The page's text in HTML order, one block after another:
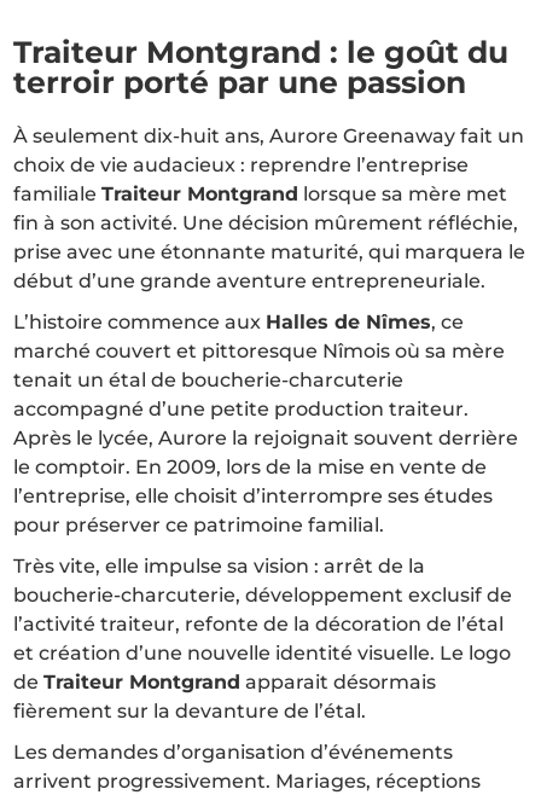
Traiteur Montgrand : le goût du
terroir porté par une passion
À seulement dix-huit ans, Aurore Greenaway fait un
choix de vie audacieux : reprendre l’entreprise
familialeTraiteur Montgrand lorsque sa mère met
fin à son activité. Une décision mûrement réfléchie,
prise avec une étonnante maturité, qui marquera le
début d’une grande aventure entrepreneuriale.
L’histoire commence aux Halles de Nîmes, ce
marché couvert et pittoresque Nîmois où sa mère
tenait un étal de boucherie-charcuterie
accompagné d’une petite production traiteur.
Après le lycée, Aurore la rejoignait souvent derrière
le comptoir. En 2009, lors de la mise en vente de
l’entreprise, elle choisit d’interrompre ses études
pour préserver ce patrimoine familial.
Très vite, elle impulse sa vision : arrêt de la
boucherie-charcuterie, développement exclusif de
l’activité traiteur, refonte de la décoration de l’étal
et création d’une nouvelle identité visuelle. Le logo
deTraiteur Montgrand apparait désormais
fièrement sur la devanture de l’étal.
Les demandes d’organisation d’événements
arrivent progressivement. Mariages, réceptions